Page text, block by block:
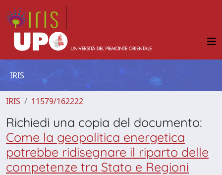
IRIS
IRIS 11579/162222
Richiedi una copia del documento:
Come la geopolitica energetica
potrebbe ridisegnare il riparto delle
competenze tra Stato e Regioni